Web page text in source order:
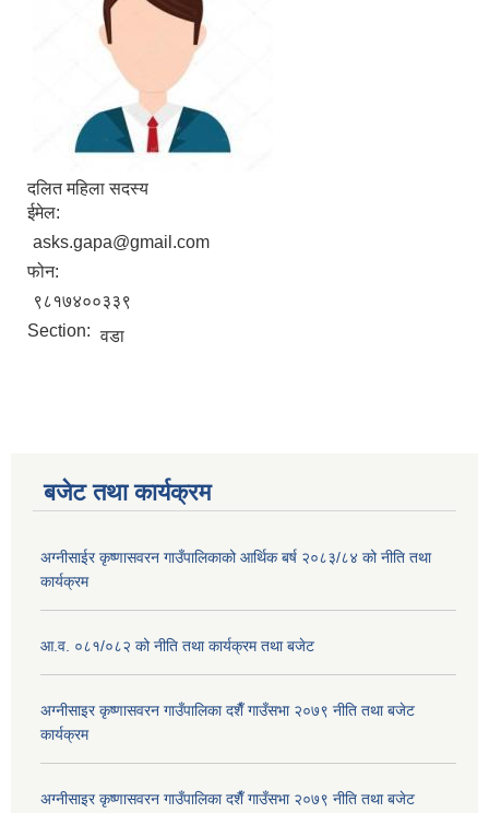
दलित महिला सदस्य
ईमेल:
asks.gapa@gmail.com
फोन:
९८१७४००३३९
Section: वडा
बजेट तथा कार्यक्रम
अग्नीसाईर कृष्णासवरन गाउँपालिकाको आर्थिक बर्ष २०८३/८४ को नीति तथा
कार्यक्रम
आ.व. ०८१/०८२ को नीति तथा कार्यक्रम तथा बजेट
अग्नीसाइर कृष्णासवरन गाउँपालिका दशैँ गाउँसभा २०७९ नीति तथा बजेट
कार्यक्रम
अग्नीसाइर कृष्णासवरन गाउँपालिका दशैँ गाउँसभा २०७९ नीति तथा बजेट